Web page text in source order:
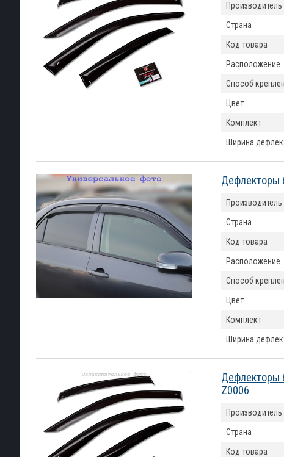
Производитель
Страна
Код товара
Расположение
Способ
Цвет
Комплект
Ширина
Дефлекторы
Производитель
Страна
Код товара
Расположение
Способ
Цвет
Комплект
Ширина
Дефлекторы
Z0006
Производитель
Страна
Код товара